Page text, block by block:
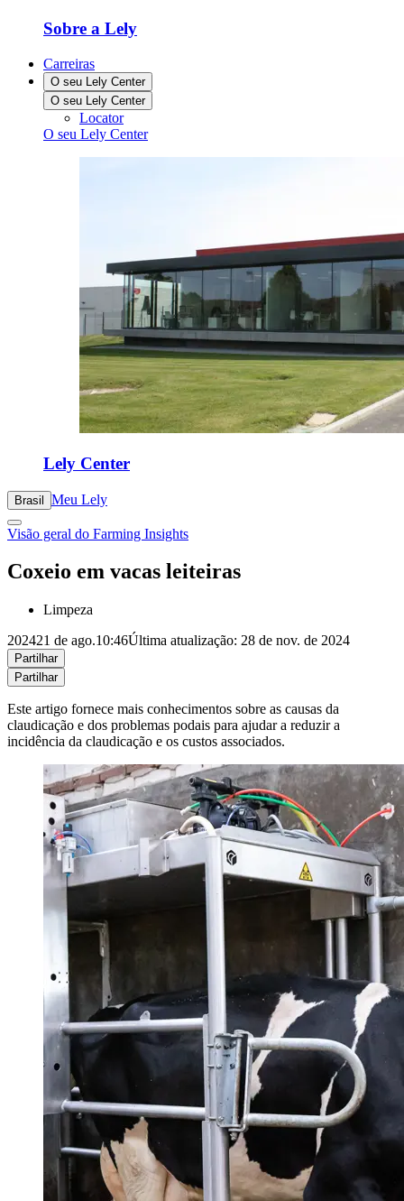
Sobre a Lely
Carreiras
O seu Lely Center
O seu Lely Center
Locator
O seu Lely Center
Lely Center
Brasil Meu Lely
Visão geral do Farming Insights
Coxeio em vacas leiteiras
Limpeza
202421 de ago.10:46Última atualização: 28 de nov. de 2024
Partilhar
Partilhar
Este artigo fornece mais conhecimentos sobre as causas da
claudicação e dos problemas podais para ajudar a reduzir a
incidência da claudicação e os custos associados.